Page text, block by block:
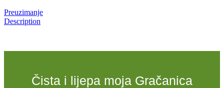
Preuzimanje
Description
Čista i lijepa moja Gračanica